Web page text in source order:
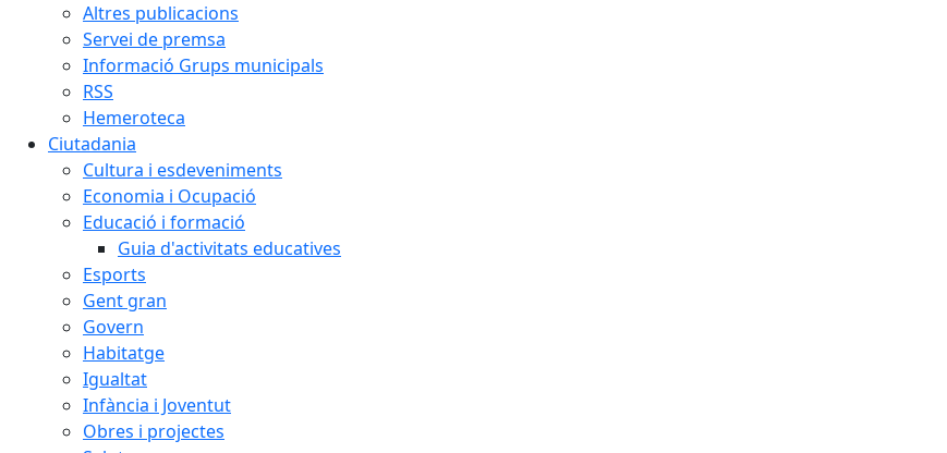
Altres publicacions
Servei de premsa
Informació Grups municipals
RSS
Hemeroteca
Ciutadania
Cultura i esdeveniments
Economia i Ocupació
Educació i formació
Guia d'activitats educatives
Esports
Gent gran
Govern
Habitatge
Igualtat
Infància i Joventut
Obres i projectes